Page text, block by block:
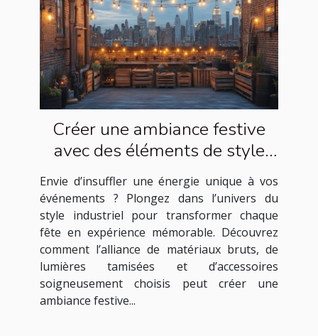
Créer une ambiance festive
avec des éléments de style
industriel
Envie d’insuffler une énergie unique à vos
événements ? Plongez dans l’univers du
style industriel pour transformer chaque
fête en expérience mémorable. Découvrez
comment l’alliance de matériaux bruts, de
lumières tamisées et d’accessoires
soigneusement choisis peut créer une
ambiance festive...